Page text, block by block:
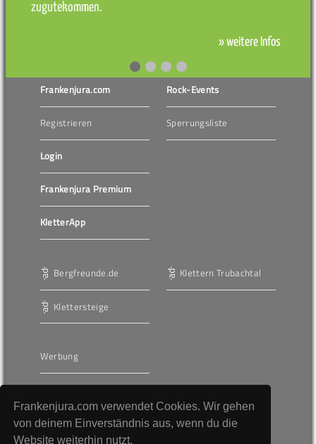
Frankenjura.com verwendet Cookies. Wir gehen
von deinem Einverständnis aus, wenn du die
Website weiterhin nutzt.
zugutekommen.
» weitere Infos
Frankenjura.com
Registrieren
Login
Frankenjura Premium
KletterApp
Rock-Events
Sperrungsliste
Bergfreunde.de
Klettersteige
Klettern Trubachtal
Werbung
AGBs
Unser journalistischer
Anspruch